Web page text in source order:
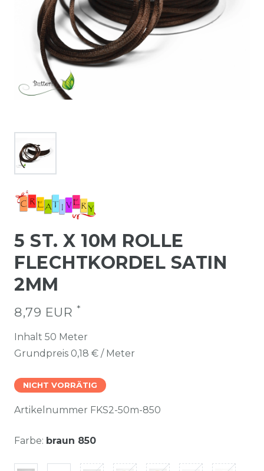
5 ST. X 10M ROLLE
FLECHTKORDEL SATIN
2MM
8,79 EUR *
Inhalt 50 Meter
Grundpreis 0,18 € / Meter
NICHT VORRÄTIG
Artikelnummer FKS2-50m-850
Farbe: braun 850